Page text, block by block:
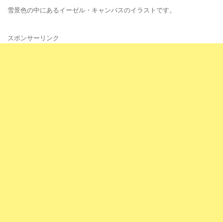
雪景色の中にあるイーゼル・キャンバスのイラストです。
スポンサーリンク